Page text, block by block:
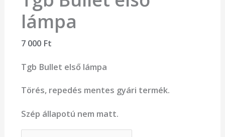
lámpa
7 000 Ft
Tgb Bullet első lámpa
Törés, repedés mentes gyári termék.
Szép állapotú nem matt.